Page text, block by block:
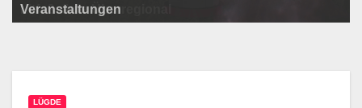
Programm der Komödie am Klosterplatz.
Litfaßsäule Überregional
Veranstaltungen
Litfaßsäule Überregional
Tanzfest Bielefeld - 19. Juli bis 1. August 2026
Litfaßsäule Überregional
LÜGDE